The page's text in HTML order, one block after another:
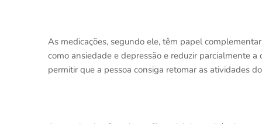
As medicações, segundo ele, têm papel
como ansiedade e depressão e reduzir parcialmente
permitir que a pessoa consiga retomar as atividades